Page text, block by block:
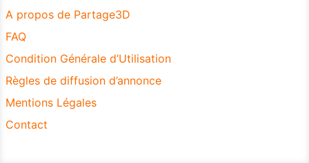
A propos de Partage3D
FAQ
Condition Générale d’Utilisation
Règles de diffusion d’annonce
Mentions Légales
Contact